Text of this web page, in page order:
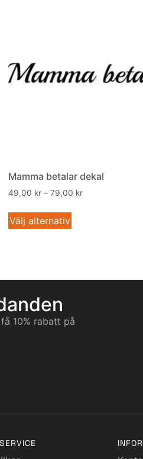
Mamma betalar dekal
49,00 kr – 79,00 kr
Välj alternativ
10% rabatt på